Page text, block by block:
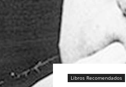
Libros Recomendados